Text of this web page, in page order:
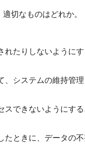
切なものはどれか。
たりしないようにす
システムの維持管理
できないようにする
ときに、データの不